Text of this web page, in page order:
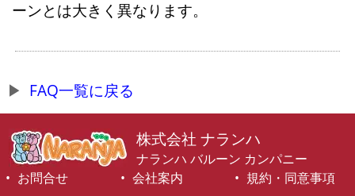
ーンとは大きく異なります。
FAQ一覧に戻る
株式会社 ナランハ
ナランハ バルーン カンパニー
お問合せ
会社案内
規約・同意事項